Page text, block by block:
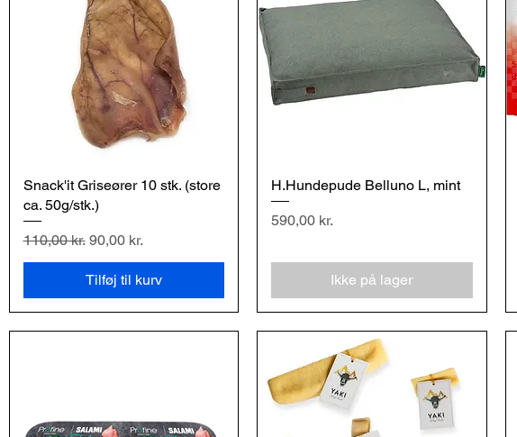
Hurtigvisning
Snack'it Griseører 10 stk. (store
ca. 50g/stk.)
Regulær pris
110,00 kr. Salgspris
90,00 kr.
Tilføj til kurv
Hurtigvisning
H.Hundepude Belluno L, mint
Pris
590,00 kr.
Ikke på lager